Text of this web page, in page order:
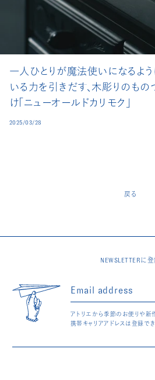
一人ひとりが魔法使いになるよ
いる力を引きだす、木彫りのも
け「ニューオールドカリモク」
2025/03/28
戻る
NEWSLETTERに
アトリエから季節のお便りや新
携帯キャリアアドレスは登録で